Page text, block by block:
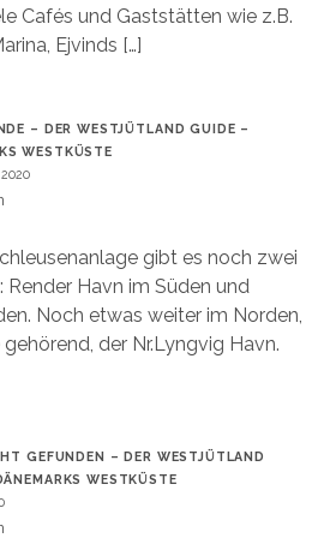
Cafés und Gaststätten wie z.B.
Ejvinds […]
– DER WESTJÜTLAND GUIDE –
WESTKÜSTE
gibt es noch zwei
Render Havn im Süden und
Noch etwas weiter im Norden,
der Nr.Lyngvig Havn.
GEFUNDEN – DER WESTJÜTLAND
WESTKÜSTE